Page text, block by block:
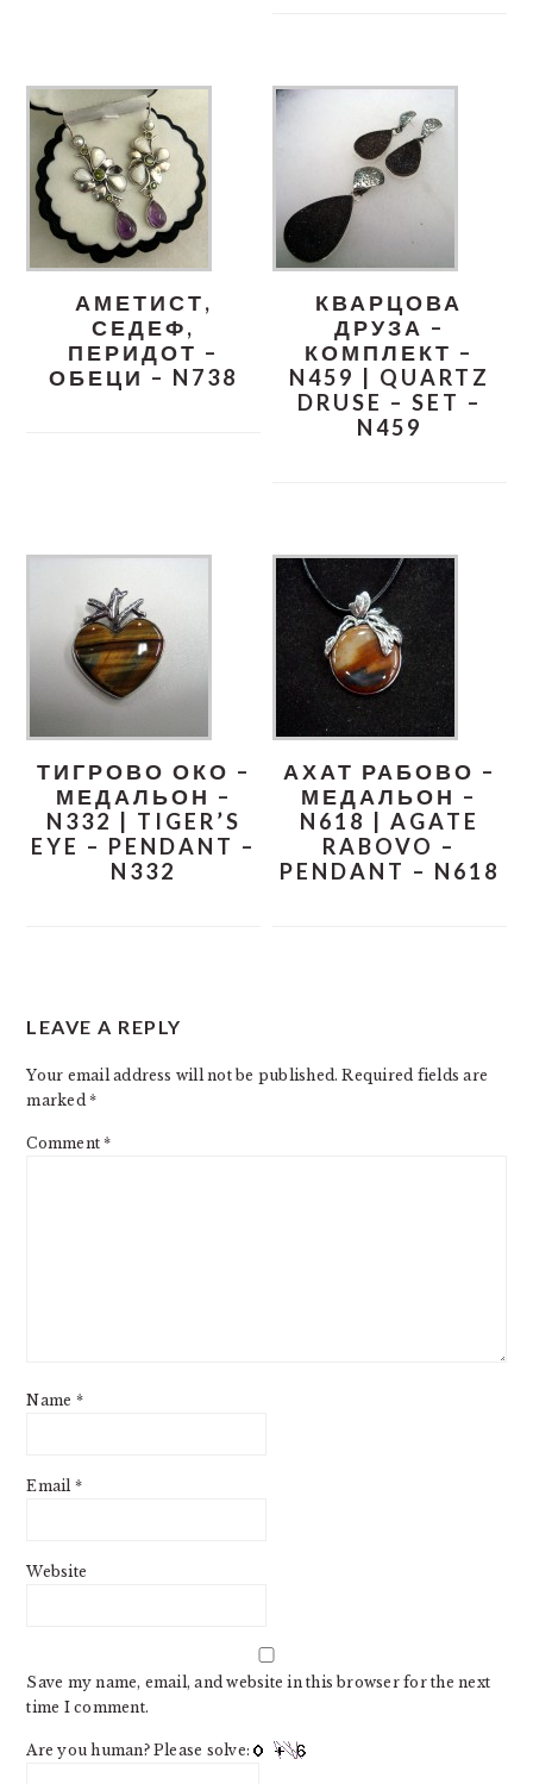
АМЕТИСТ,
СЕДЕФ,
ПЕРИДОТ –
ОБЕЦИ – N738
КВАРЦОВА
ДРУЗА –
КОМПЛЕКТ –
N459 | QUARTZ
DRUSE – SET –
N459
ТИГРОВО ОКО –
МЕДАЛЬОН –
N332 | TIGER’S
EYE – PENDANT –
N332
АХАТ РАБОВО –
МЕДАЛЬОН –
N618 | AGATE
RABOVO –
PENDANT – N618
INTERACTIONS
LEAVE A REPLY
Your email address will not be published. Required fields are
marked*
Comment*
Name *
Email *
Website
Save my name, email, and website in this browser for the next
time I comment.
Are you human? Please solve: